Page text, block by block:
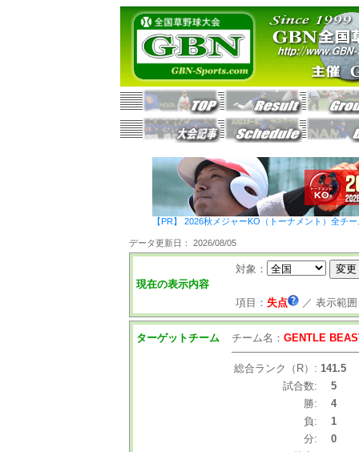
【PR】 2026秋メジャーKO（トーナメント）全チ
データ更新日： 2026/08/05
現在の表示内容
対象：
項目： 失点 ／ 表示範囲
ターゲットチーム チーム名： GENTLE
総合ランク（R）: 141.5
試合数:
5
勝:
4
負:
1
分:
0